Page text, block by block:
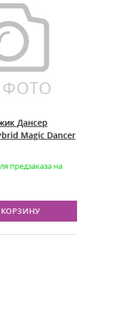
Дансер
Magic Dancer
на